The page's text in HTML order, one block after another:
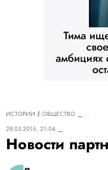
ИСТОРИИ
ОБЩЕСТВО
28.03.2016, 21:04
Новости